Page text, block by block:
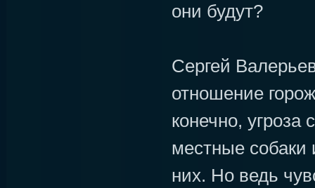
они будут?
Сергей
отношение
конечно, угроза
местные
них. Но ведь